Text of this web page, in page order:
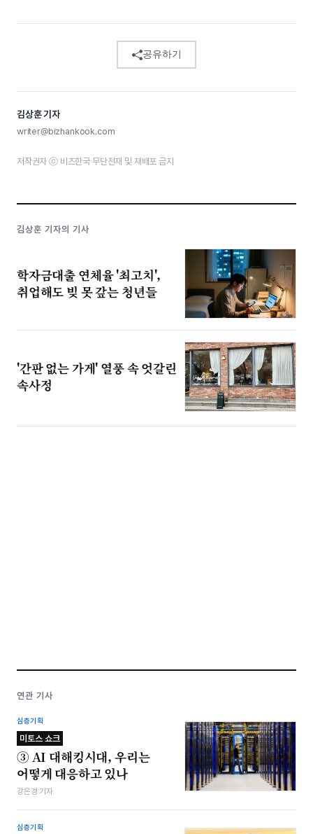
공유하기
김상훈 기자
writer@bizhankook.com
저작권자 ⓒ 비즈한국 무단전재 및 재배포 금지
김상훈 기자의 기사
학자금대출 연체율 '최고치',
취업해도 빚 못 갚는 청년들
'간판 없는 가게' 열풍 속 엇갈린
속사정
연관 기사
심층기획
미토스 쇼크
③ AI 대해킹시대, 우리는
어떻게 대응하고 있나
강은경 기자
심층기획